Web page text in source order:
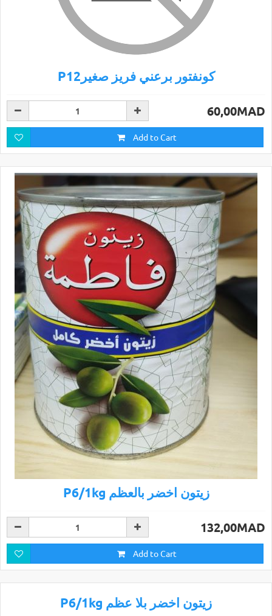
P12كونفتور برعني فريز صغير
60,00MAD
Add to Cart
P6/1kg زيتون اخضر بالعظم
132,00MAD
Add to Cart
P6/1kg زيتون اخضر بلا عظم